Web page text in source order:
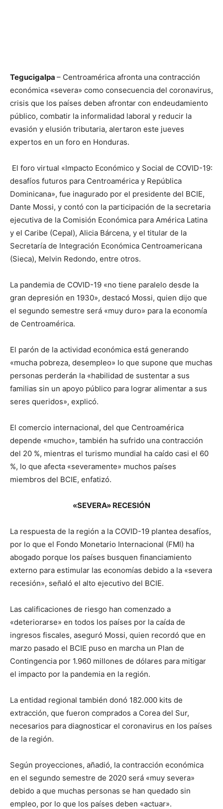
Tegucigalpa – Centroamérica afronta una contracción
económica «severa» como consecuencia del coronavirus,
crisis que los países deben afrontar con endeudamiento
público, combatir la informalidad laboral y reducir la
evasión y elusión tributaria, alertaron este jueves
expertos en un foro en Honduras.
El foro virtual «Impacto Económico y Social de COVID-19:
desafíos futuros para Centroamérica y República
Dominicana», fue inagurado por el presidente del BCIE,
Dante Mossi, y contó con la participación de la secretaria
ejecutiva de la Comisión Económica para América Latina
y el Caribe (Cepal), Alicia Bárcena, y el titular de la
Secretaría de Integración Económica Centroamericana
(Sieca), Melvin Redondo, entre otros.
La pandemia de COVID-19 «no tiene paralelo desde la
gran depresión en 1930», destacó Mossi, quien dijo que
el segundo semestre será «muy duro» para la economía
de Centroamérica.
El parón de la actividad económica está generando
«mucha pobreza, desempleo» lo que supone que muchas
personas perderán la «habilidad de sustentar a sus
familias sin un apoyo público para lograr alimentar a sus
seres queridos», explicó.
El comercio internacional, del que Centroamérica
depende «mucho», también ha sufrido una contracción
del 20 %, mientras el turismo mundial ha caído casi el 60
%, lo que afecta «severamente» muchos países
miembros del BCIE, enfatizó.
«SEVERA» RECESIÓN
La respuesta de la región a la COVID-19 plantea desafíos,
por lo que el Fondo Monetario Internacional (FMI) ha
abogado porque los países busquen financiamiento
externo para estimular las economías debido a la «severa
recesión», señaló el alto ejecutivo del BCIE.
Las calificaciones de riesgo han comenzado a
«deteriorarse» en todos los países por la caída de
ingresos fiscales, aseguró Mossi, quien recordó que en
marzo pasado el BCIE puso en marcha un Plan de
Contingencia por 1.960 millones de dólares para mitigar
el impacto por la pandemia en la región.
La entidad regional también donó 182.000 kits de
extracción, que fueron comprados a Corea del Sur,
necesarios para diagnosticar el coronavirus en los países
de la región.
Según proyecciones, añadió, la contracción económica
en el segundo semestre de 2020 será «muy severa»
debido a que muchas personas se han quedado sin
empleo, por lo que los países deben «actuar».